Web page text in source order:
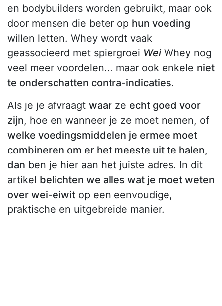
en bodybuilders worden gebruikt, maar ook
door mensen die beter op hun voeding
willen letten. Whey wordt vaak
geassocieerd met spiergroei Wei Whey nog
veel meer voordelen... maar ook enkele niet
te onderschatten contra-indicaties.
Als je je afvraagt waar ze echt goed voor
zijn, hoe en wanneer je ze moet nemen, of
welke voedingsmiddelen je ermee moet
combineren om er het meeste uit te halen,
dan ben je hier aan het juiste adres. In dit
artikel belichten we alles wat je moet weten
over wei-eiwit op een eenvoudige,
praktische en uitgebreide manier.